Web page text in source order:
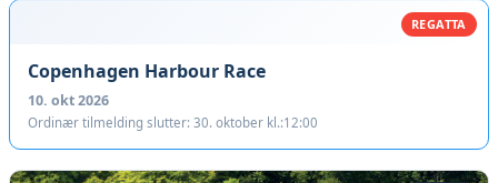
REGATTA
Copenhagen Harbour Race
10. okt 2026
Ordinær tilmelding slutter: 30. oktober kl.:12:00